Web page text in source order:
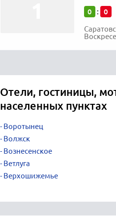
0 : 0
Отели, гостиницы,
населенных пунктах
Воротынец
Волжск
Вознесенское
Ветлуга
Верхошижемье